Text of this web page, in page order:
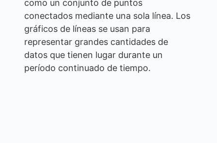
como un conjunto de puntos
conectados mediante una sola línea. Los
gráficos de líneas se usan para
representar grandes cantidades de
datos que tienen lugar durante un
período continuado de tiempo.